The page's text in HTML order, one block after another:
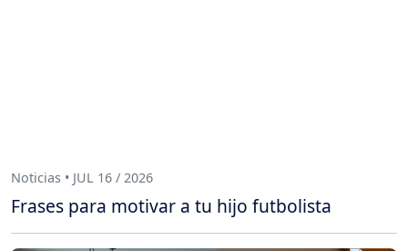
Noticias • JUL 16 / 2026
Frases para motivar a tu hijo futbolista